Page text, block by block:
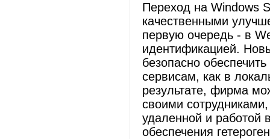
Переход на Windows
качественными
первую очередь - в
идентификацией.
безопасно
сервисам, как в
результате, фирма
своими
удаленной и работой
обеспечения